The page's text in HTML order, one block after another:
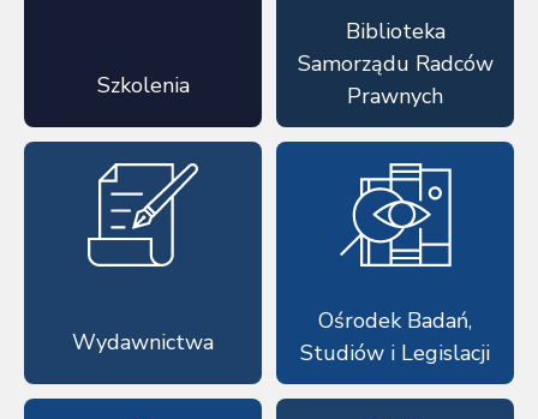
Szkolenia
Biblioteka
Samorządu Radców
Prawnych
Wydawnictwa
Ośrodek Badań,
Studiów i Legislacji